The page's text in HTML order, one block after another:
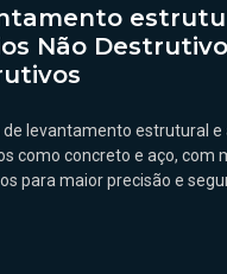
Não
de levantamento estrutural e
como concreto e aço, com
para maior precisão e